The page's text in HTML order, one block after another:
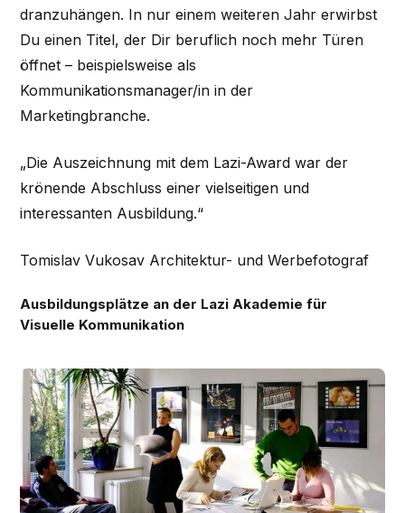
dranzuhängen. In nur einem weiteren Jahr erwirbst
Du einen Titel, der Dir beruflich noch mehr Türen
öffnet – beispielsweise als
Kommunikationsmanager/in in der
Marketingbranche.
„Die Auszeichnung mit dem Lazi-Award war der
krönende Abschluss einer vielseitigen und
interessanten Ausbildung.“
Tomislav Vukosav Architektur- und Werbefotograf
Ausbildungsplätze an der Lazi Akademie für
Visuelle Kommunikation